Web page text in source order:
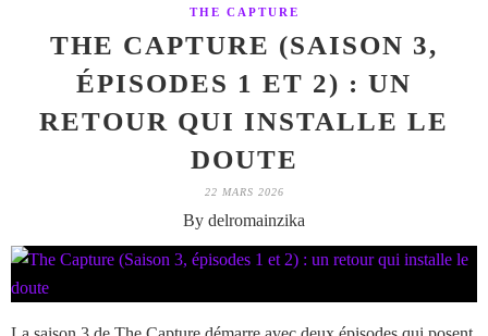
THE CAPTURE
THE CAPTURE (SAISON 3,
ÉPISODES 1 ET 2) : UN
RETOUR QUI INSTALLE LE
DOUTE
22 MARS 2026
By delromainzika